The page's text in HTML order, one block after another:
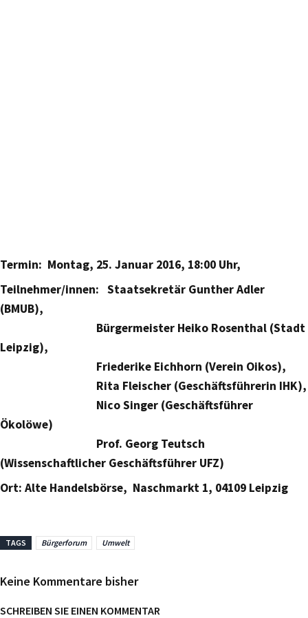
Termin: Montag, 25. Januar 2016, 18:00 Uhr,
Teilnehmer/innen: Staatsekretär Gunther Adler
(BMUB),
Bürgermeister Heiko Rosenthal (Stadt
Leipzig),
Friederike Eichhorn (Verein Oikos),
Rita Fleischer (Geschäftsführerin IHK),
Nico Singer (Geschäftsführer
Ökolöwe)
Prof. Georg Teutsch
(Wissenschaftlicher Geschäftsführer UFZ)
Ort: Alte Handelsbörse, Naschmarkt 1, 04109 Leipzig
TAGS Bürgerforum Umwelt
Keine Kommentare bisher
SCHREIBEN SIE EINEN KOMMENTAR